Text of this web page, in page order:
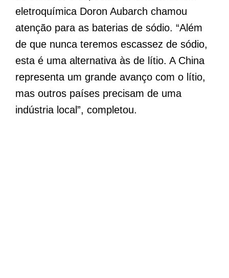
eletroquímica Doron Aubarch chamou
atenção para as baterias de sódio. “Além
de que nunca teremos escassez de sódio,
esta é uma alternativa às de lítio. A China
representa um grande avanço com o lítio,
mas outros países precisam de uma
indústria local”, completou.